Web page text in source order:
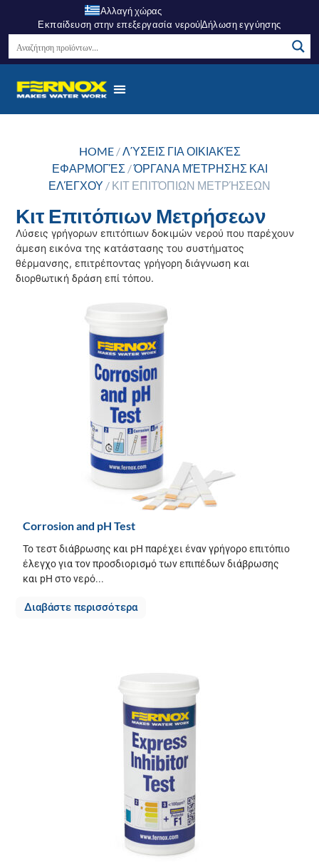
Αλλαγή χώρας
Εκπαίδευση στην επεξεργασία νερούΔήλωση εγγύησης
HOME/ΛΎΣΕΙΣ ΓΙΑ ΟΙΚΙΑΚΈΣ
ΕΦΑΡΜΟΓΈΣ /ΌΡΓΑΝΑ ΜΈΤΡΗΣΗΣ ΚΑΙ
ΕΛΈΓΧΟΥ / ΚΙΤ ΕΠΙΤΌΠΙΩΝ ΜΕΤΡΉΣΕΩΝ
Κιτ Επιτόπιων Μετρήσεων
Λύσεις γρήγορων επιτόπιων δοκιμών νερού που παρέχουν
άμεση εικόνα της κατάστασης του συστήματος
θέρμανσης, επιτρέποντας γρήγορη διάγνωση και
διορθωτική δράση επί τόπου.
Corrosion and pH Test
Το τεστ διάβρωσης και pH παρέχει έναν γρήγορο επιτόπιο
έλεγχο για τον προσδιορισμό των επιπέδων διάβρωσης
και pH στο νερό...
Διαβάστε περισσότερα